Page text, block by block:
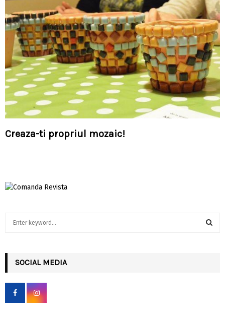
Creaza-ti propriul mozaic!
h
f
r
SOCIAL MEDIA